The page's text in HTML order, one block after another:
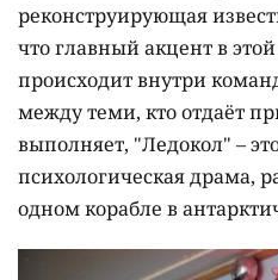
реконструирующая
что главный акцент в
происходит внутри
между теми, кто отдаёт
выполняет, "Ледокол" –
психологическая драма,
одном корабле в